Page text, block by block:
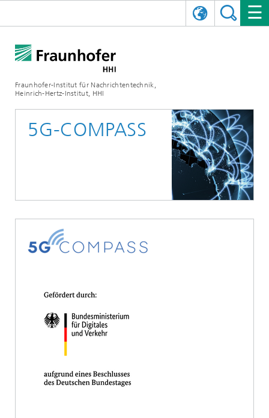
Fraunhofer-Institut für Nachrichtentechnik,
Heinrich-Hertz-Institut, HHI
Organisationsplan
Kommunikation & Netze
Kuratorium
Kooperationen
Forschungsfabrik Mikroelektronik Deutschland (FMD)
Leistungszentrum Digitale Vernetzung
Geschichte des HHI
Biografie von Heinrich Hertz
Mobilität
5G, Fiber and Beyond
Medizintechnik
Sensorik
Videokommunikation und Applikationen
KOMMUNIKATION & NETZE
Technologie und Infrastruktur
NACHRICHTEN
2023
VERANSTALTUNGEN
WEITERE INFOS ZUM FRAUNHOFER HHI ALS ARBEITGEBER
STARTUPS AT HHI
AUSZEICHNUNGEN
5G-COMPASS